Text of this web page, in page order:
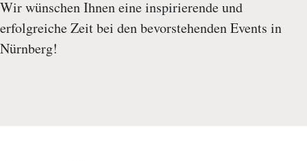
Wir wünschen Ihnen eine inspirierende und
erfolgreiche Zeit bei den bevorstehenden Events in
Nürnberg!